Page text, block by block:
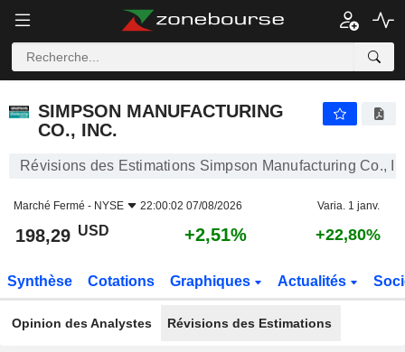
SIMPSON MANUFACTURING
CO., INC.
Révisions des Estimations Simpson Manufacturing Co.,
Marché Fermé - NYSE 22:00:02 07/08/2026 Varia. 1 janv.
198,29 USD +2,51% +22,80%
Synthèse Cotations Graphiques Actualités
Opinion des Analystes Révisions des Estimations